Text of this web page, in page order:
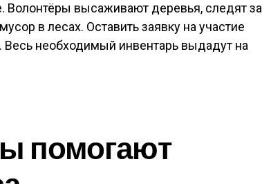
Волонтёры высаживают деревья, следят за
в лесах. Оставить заявку на участие
необходимый инвентарь выдадут на
помогают